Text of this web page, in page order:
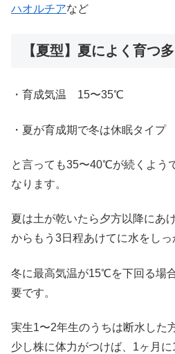
ハオルチアなど
【夏型】夏によく育つ
・育成気温 15〜35℃
・夏が育成期で冬は休眠タイプ
と言っても35〜40℃が続くよう
なります。
夏は土が乾いたら夕方以降にあ
からもう3日程あけてに水をしっ
冬に最高気温が15℃を下回る場
要です。
実生1〜2年生のうちは断水した
少し株に体力がつけば、1ヶ月